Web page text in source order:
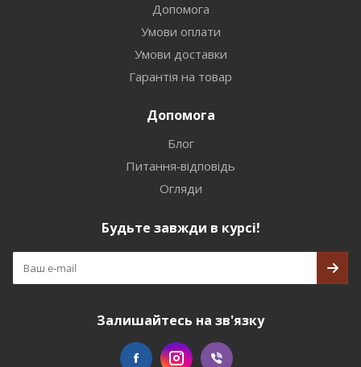
Допомога
Умови оплати
Умови доставки
Гарантія на товар
Допомога
Блог
Питання-відповідь
Огляди
Будьте завжди в курсі!
Залишайтесь на зв'язку